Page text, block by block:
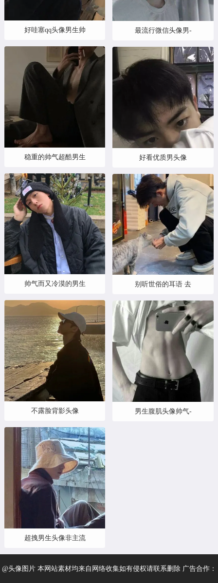
好哇塞qq头像男生帅
稳重的帅气超酷男生
帅气而又冷漠的男生
不露脸背影头像
超拽男生头像非主流
最流行微信头像男-
好看优质男头像
别听世俗的耳语 去
男生腹肌头像帅气-
@头像图片 本网站素材均来自网络收集如有侵权请联系删除 广告合作：